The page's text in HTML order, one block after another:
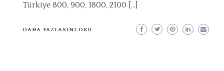
Türkiye 800, 900, 1800, 2100 […]
DAHA FAZLASINI OKU..